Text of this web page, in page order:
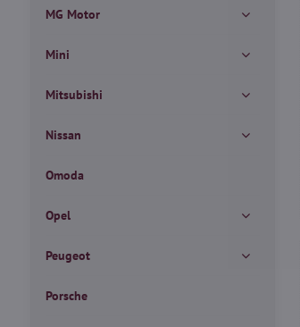
MG Motor
Mini
Mitsubishi
Nissan
Omoda
Opel
Peugeot
Porsche